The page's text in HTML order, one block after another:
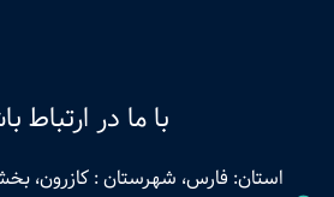
با ما در ارتباط
استان: فارس، شهرستان : کازرون،